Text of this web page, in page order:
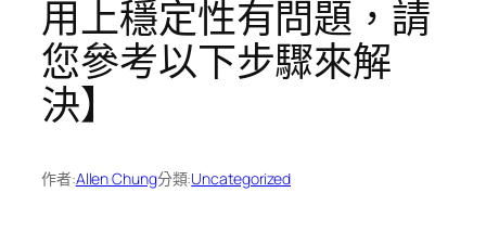
用上穩定性有問題，請
您參考以下步驟來解
決】
作者:Allen Chung分類:Uncategorized